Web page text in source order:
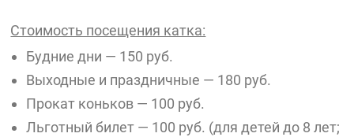
Стоимость посещения катка:
Будние дни — 150 руб.
Выходные и праздничные — 180 руб.
Прокат коньков — 100 руб.
Льготный билет — 100 руб. (для детей до 8 лет;